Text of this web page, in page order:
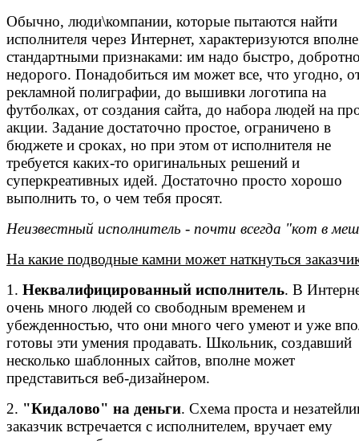
Обычно, люди\компании, которые пытаются найти
исполнителя через Интернет, характеризуются вполне
стандартными признаками: им надо быстро,
недорого. Понадобиться им может все, что угодно,
рекламной полиграфии, до вышивки логотипа на
футболках, от создания сайта, до набора людей на
акции. Задание достаточно простое, ограничено в
бюджете и сроках, но при этом от исполнителя не
требуется каких-то оригинальных решений и
суперкреативных идей. Достаточно просто хорошо
выполнить то, о чем тебя просят.
Неизвестный исполнитель - почти всегда "кот в
На какие подводные камни может наткнуться
1. Неквалифицированный исполнитель. В
очень много людей со свободным временем и
убежденностью, что они много чего умеют и уже
готовы эти умения продавать. Школьник, создавший
несколько шаблонных сайтов, вполне может
представиться веб-дизайнером.
2. "Кидалово" на деньги. Схема проста и
заказчик встречается с исполнителем, вручает ему